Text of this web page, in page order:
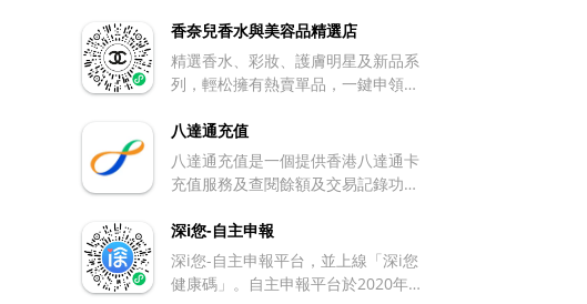
數量等來計算成績，考驗玩家的反應
與操作技巧。 遊戲特色 場景豐富且
具動態性：有神秘神廟、迷失叢林、
場景，會輪番更新呈現。並且運用了
動態場景生成技術，障礙物隨機生
成，每局體驗都有差別。其 7.5.0 版
本還新推出了 「深海遺跡」 場景，
玩家得在動態水流中躲避鯊魚、水
母，並利用潛水頭盔、噴氣背包等道
具突破障礙。 機關玩法多樣 相較一
代，新增空中滑索、礦車軌道等多種
站及巴士路綠。用戶可以通過巴士路
線進行搜尋。 除了可以獲得巴士的到
站時間外，也可以知道在不同站上車
同時支援iOS及Android系統。
香奈兒香水與美容品精選店
精選香水、彩妝、護膚明星及新品系
列，輕松擁有熱賣單品，一鍵申領到
術，玩轉香奈兒的美妝世界
八達通充值
八達通充值是一個提供香港八達通卡
充值服務及查閱餘額及交易記錄功能
深i您-自主申報
深i您-自主申報平台，並上線「深i您
健康碼」。自主申報平台於2020年2